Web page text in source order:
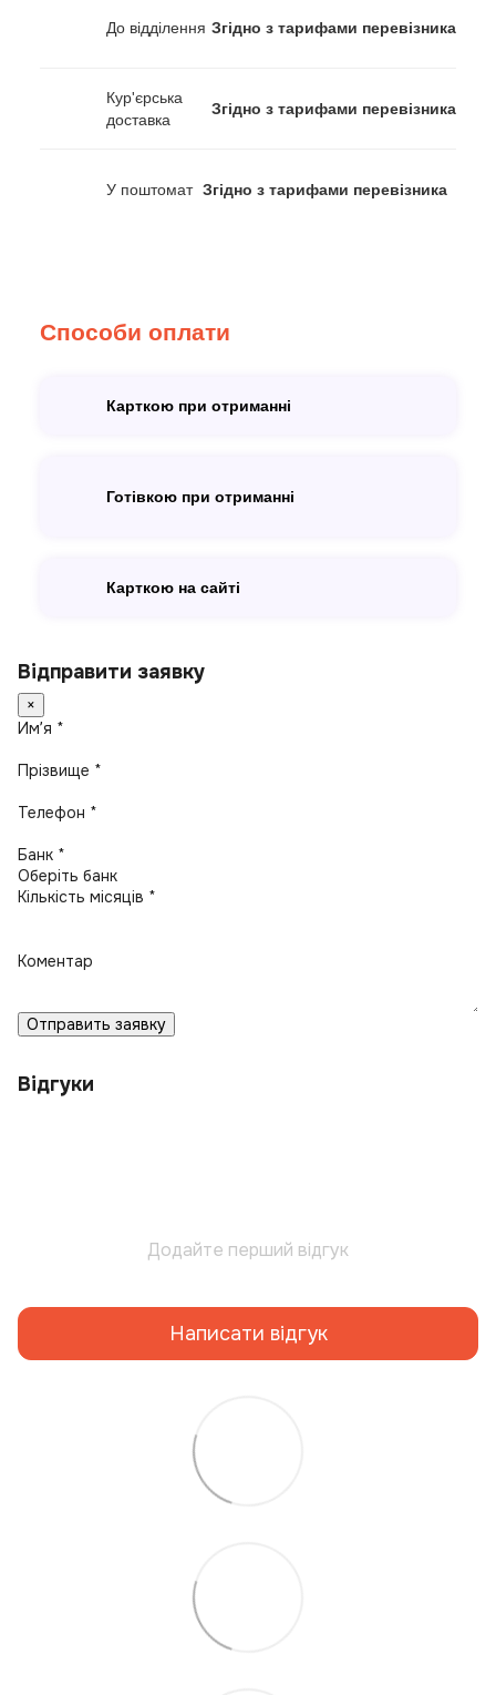
До відділення Згідно з тарифами перевізника
Кур'єрська
доставка
Згідно з тарифами перевізника
У поштомат Згідно з тарифами перевізника
Способи оплати
Карткою при отриманні
Готівкою при отриманні
Карткою на сайті
Відправити заявку
×
Имʼя *
Прізвище *
Телефон *
Банк *
Кількість місяців *
Коментар
Отправить заявку
Відгуки
Додайте перший відгук
Написати відгук